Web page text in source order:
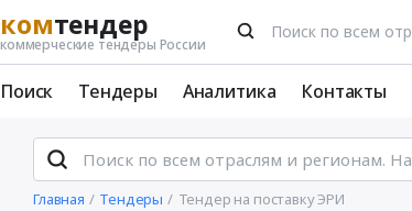
комтендер
коммерческие тендеры России
Поиск Тендеры Аналитика Контакты
Главная Тендеры Тендер на поставку ЭРИ